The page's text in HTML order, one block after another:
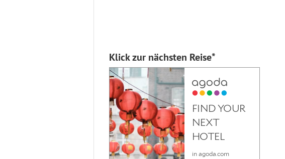
Klick zur nächsten Reise*